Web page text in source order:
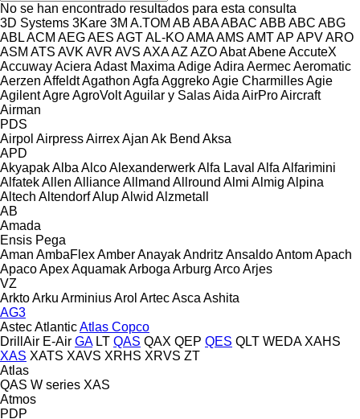
No se han encontrado resultados para esta consulta
3D Systems 3Kare 3M A.TOM AB ABAABAC ABB ABC ABG
ABLACM AEGAES AGTAL-KOAMAAMS AMTAP APVARO
ASM ATS AVK AVR AVS AXAAZ AZOAbatAbeneAccuteX
AccuwayAciera Adast Maxima AdigeAdira AermecAeromatic
Aerzen AffeldtAgathon Agfa AggrekoAgie CharmillesAgie
AgilentAgreAgroVoltAguilar y SalasAida AirProAircraft
Airman
PDS
Airpol AirpressAirrexAjan Ak Bend Aksa
APD
AkyapakAlba AlcoAlexanderwerkAlfa Laval Alfa Alfarimini
AlfatekAllen AllianceAllmand Allround Almi Almig Alpina
Altech AltendorfAlupAlwid Alzmetall
AB
Amada
Ensis Pega
Aman AmbaFlexAmberAnayakAndritz AnsaldoAntomApach
ApacoApexAquamakArboga Arburg ArcoArjes
VZ
ArktoArku ArminiusArol ArtecAsca Ashita
AG3
AstecAtlanticAtlas Copco
DrillAir E-Air GA LT QAS QAX QEP QES QLT WEDA XAHS
XAS XATS XAVS XRHS XRVS ZT
Atlas
QAS W series XAS
Atmos
PDP